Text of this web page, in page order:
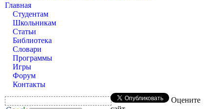
Главная
Студентам
Школьникам
Статьи
Библиотека
Словари
Программы
Игры
Форум
Контакты
Оцените